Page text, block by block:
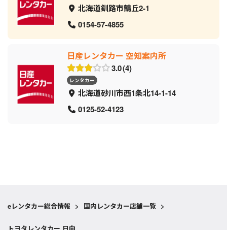
北海道釧路市鶴丘2-1
0154-57-4855
日産レンタカー 空知案内所
3.0 4
レンタカー
北海道砂川市西1条北14-1-14
0125-52-4123
eレンタカー総合情報 > 国内レンタカー店舗一覧 >